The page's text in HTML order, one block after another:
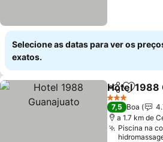
Selecione as datas para ver os
exatos.
Partilhar
Hotel 1988
3 Estrelas
7,5 Boa
a 1.7 km de
Piscina na